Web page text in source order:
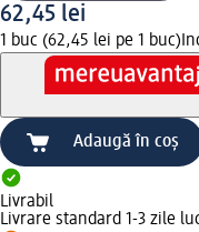
62,45 lei
1 buc (62,45 lei pe 1 buc)
Adaugă în coș
Livrabil
Livrare standard 1-3 zile